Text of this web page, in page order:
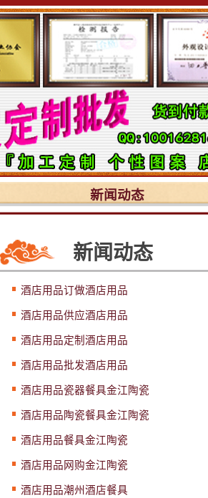
新闻动态
新闻动态
酒店用品订做酒店用品
酒店用品供应酒店用品
酒店用品定制酒店用品
酒店用品批发酒店用品
酒店用品瓷器餐具金江陶瓷
酒店用品陶瓷餐具金江陶瓷
酒店用品餐具金江陶瓷
酒店用品网购金江陶瓷
酒店用品潮州酒店餐具